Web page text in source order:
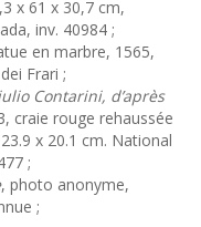
x 61 x 30,7 cm,
inv. 40984 ;
en marbre, 1565,
Frari ;
Contarini, d’après
craie rouge rehaussée
x 20.1 cm. National
;
, photo anonyme,
;